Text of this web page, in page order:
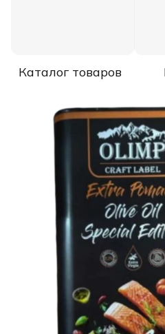
Каталог товаров